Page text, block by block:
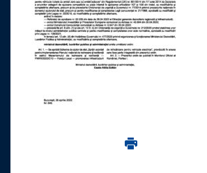
Imprima aceasta